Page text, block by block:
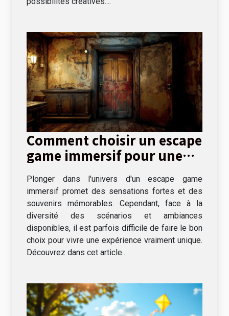
Comment choisir un escape
game immersif pour une
expérience unique
Plonger dans l'univers d'un escape game
immersif promet des sensations fortes et des
souvenirs mémorables. Cependant, face à la
diversité des scénarios et ambiances
disponibles, il est parfois difficile de faire le bon
choix pour vivre une expérience vraiment unique.
Découvrez dans cet article...